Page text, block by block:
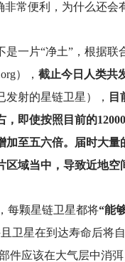
非常便利，为什么还会
是一片“净土”，根据联
）， 截止今日人类共
发射的星链卫星），
目
，即使按照目前的
加至五六倍。届时大量
区域当中，导致近地空
每颗星链卫星都将“能
卫星在到达寿命后将
件应该在大气层中消